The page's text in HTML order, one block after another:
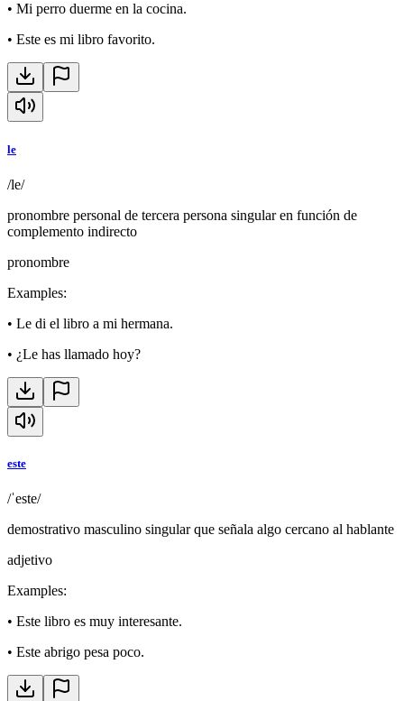
• Mi perro duerme en la cocina.
• Este es mi libro favorito.
le
/le/
pronombre personal de tercera persona singular en función de
complemento indirecto
pronombre
Examples:
• Le di el libro a mi hermana.
• ¿Le has llamado hoy?
este
/ˈeste/
demostrativo masculino singular que señala algo cercano al hablante
adjetivo
Examples:
• Este libro es muy interesante.
• Este abrigo pesa poco.